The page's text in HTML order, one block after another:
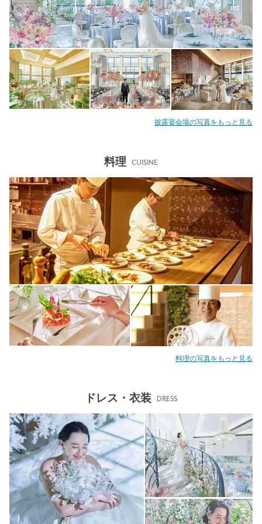
披露宴会場の写真をもっと見る
料理 CUISINE
料理の写真をもっと見る
ドレス・衣装 DRESS